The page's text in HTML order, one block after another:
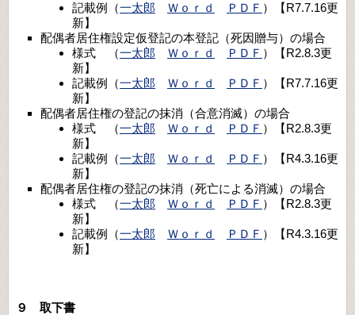
記載例（一太郎 Ｗｏｒｄ ＰＤＦ ）【R7.7.16更
新】
配偶者居住権設定仮登記の本登記（死因贈与）の場合
様式 （一太郎 Ｗｏｒｄ ＰＤＦ ）【R2.8.3更
新】
記載例（一太郎 Ｗｏｒｄ ＰＤＦ ）【R7.7.16更
新】
配偶者居住権の登記の抹消（合意消滅）の場合
様式 （一太郎 Ｗｏｒｄ ＰＤＦ ）【R2.8.3更
新】
記載例（一太郎 Ｗｏｒｄ ＰＤＦ ）【R4.3.16更
新】
配偶者居住権の登記の抹消（死亡による消滅）の場合
様式 （一太郎 Ｗｏｒｄ ＰＤＦ ）【R2.8.3更
新】
記載例（一太郎 Ｗｏｒｄ ＰＤＦ ）【R4.3.16更
新】
９ 取下書